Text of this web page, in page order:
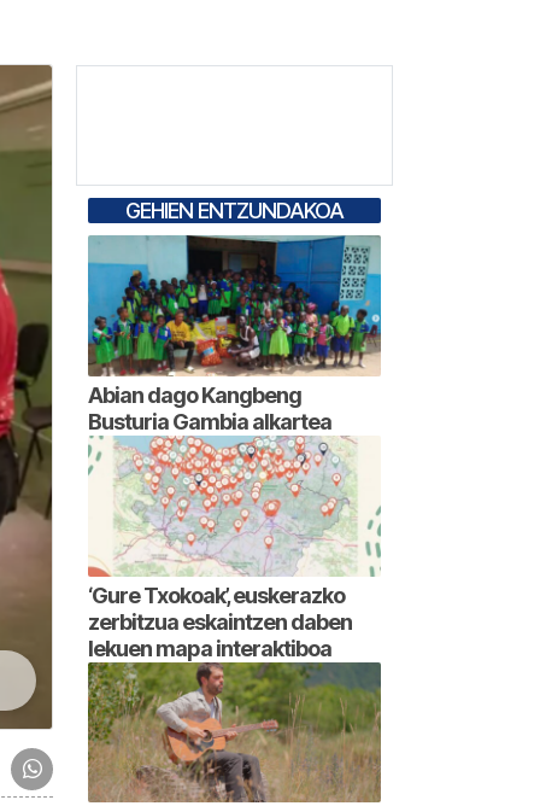
GEHIEN ENTZUNDAKOA
Abian dago Kangbeng
Busturia Gambia alkartea
‘Gure Txokoak’, euskerazko
zerbitzua eskaintzen daben
lekuen mapa interaktiboa